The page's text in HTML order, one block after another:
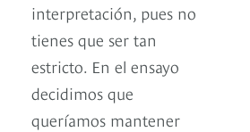
interpretación, pues no
tienes que ser tan
estricto. En el ensayo
decidimos que
queríamos mantener